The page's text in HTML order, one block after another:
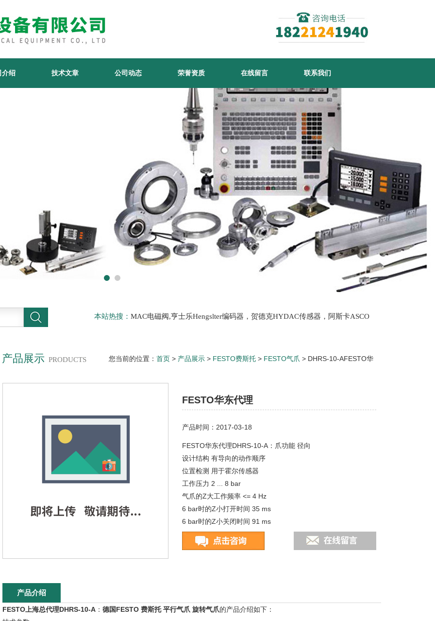
介绍 技术文章 公司动态 荣誉资质 在线留言 联系我们
本站热搜： MAC电磁阀,亨士乐Hengslter编码器，贺德克HYDAC传感器，阿斯卡ASCO
产品展示 PRODUCTS 您当前的位置： 首页 > 产品展示 > FESTO费斯托 > FESTO气爪 > DHRS-10-AFESTO华
FESTO华东代理
产品时间：2017-03-18
FESTO华东代理DHRS-10-A：爪功能 径向
设计结构 有导向的动作顺序
位置检测 用于霍尔传感器
工作压力 2 ... 8 bar
气爪的Z大工作频率 <= 4 Hz
6 bar时的Z小打开时间 35 ms
6 bar时的Z小关闭时间 91 ms
工作介质 压缩空气符合ISO8573-1:2010 [7:4:4]
产品介绍
FESTO上海总代理DHRS-10-A ： 德国FESTO 费斯托 平行气爪 旋转气爪的产品介绍如下：